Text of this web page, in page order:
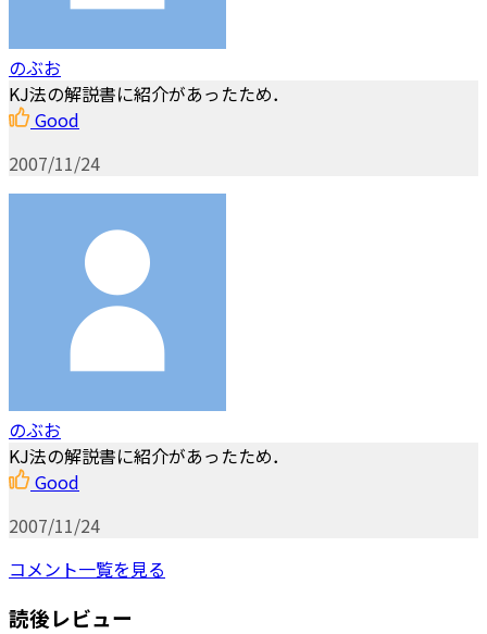
のぶお
KJ法の解説書に紹介があったため．
Good
2007/11/24
のぶお
KJ法の解説書に紹介があったため．
Good
2007/11/24
コメント一覧を見る
読後レビュー